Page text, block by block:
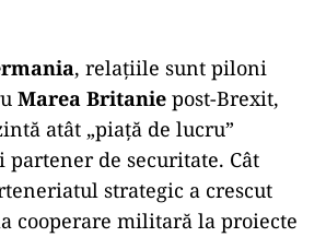
, relațiile sunt piloni
Marea Britanie post-Brexit,
atât „piață de lucru”
partener de securitate. Cât
strategic a crescut
cooperare militară la proiecte